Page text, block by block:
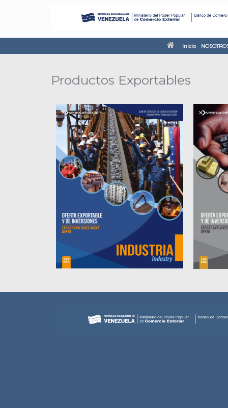
Inicio
Productos Exportables